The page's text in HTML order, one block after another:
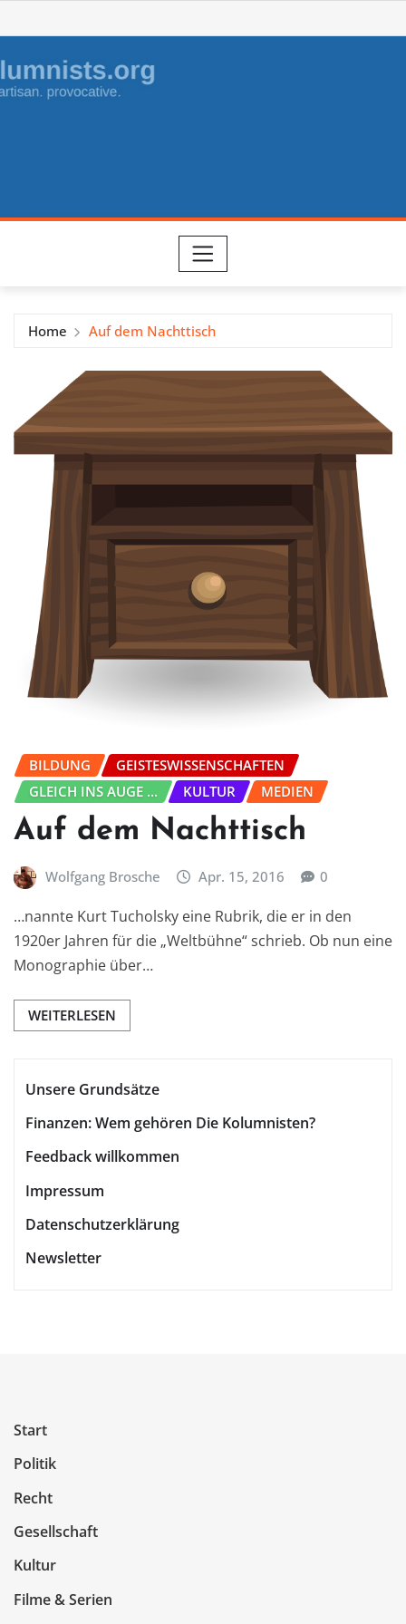
to
content
Home Auf dem Nachttisch
BILDUNG
GEISTESWISSENSCHAFTEN
GLEICH INS AUGE ...
KULTUR MEDIEN
Auf dem Nachttisch
Wolfgang Brosche Apr. 15, 2016 0
…nannte Kurt Tucholsky eine Rubrik, die er in den
1920er Jahren für die „Weltbühne“ schrieb. Ob nun eine
Monographie über…
WEITERLESEN
Unsere Grundsätze
Finanzen: Wem gehören Die Kolumnisten?
Feedback willkommen
Impressum
Datenschutzerklärung
Newsletter
Start
Politik
Recht
Gesellschaft
Kultur
Filme & Serien